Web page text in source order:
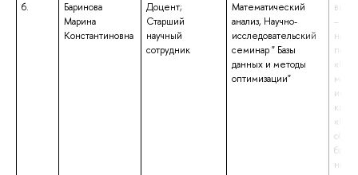
6.
Баринова
Марина
Константиновна
Доцент;
Старший
научный
сотрудник
Математический
анализ, Научно-
исследовательский
семинар " Базы
данных и методы
оптимизации"
–